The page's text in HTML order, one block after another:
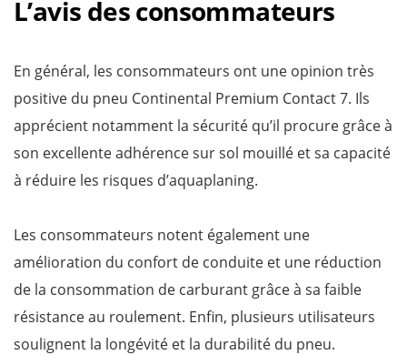
L’avis des consommateurs
En général, les consommateurs ont une opinion très
positive du pneu Continental Premium Contact 7. Ils
apprécient notamment la sécurité qu’il procure grâce à
son excellente adhérence sur sol mouillé et sa capacité
à réduire les risques d’aquaplaning.
Les consommateurs notent également une
amélioration du confort de conduite et une réduction
de la consommation de carburant grâce à sa faible
résistance au roulement. Enfin, plusieurs utilisateurs
soulignent la longévité et la durabilité du pneu.